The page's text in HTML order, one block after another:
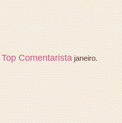
Top Comentarista janeiro.